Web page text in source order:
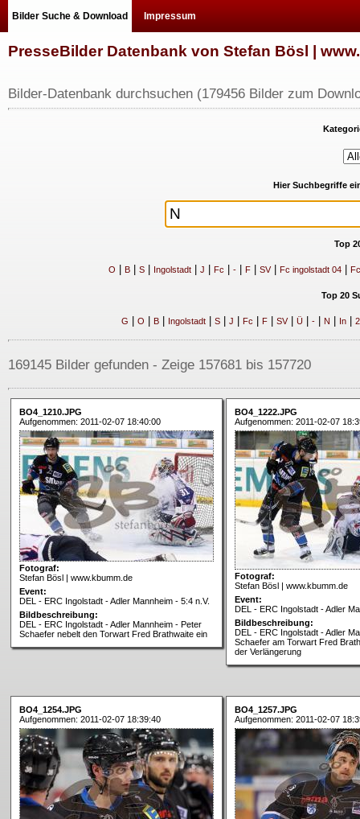
Bilder Suche & Download Impressum
PresseBilder Datenbank von Stefan Bösl |
Bilder-Datenbank durchsuchen (179456 Bilder zum
Hier Suchbegriffe
Top
O B| S| Ingolstadt| J Fc -| F| SV| Fc ingolstadt 04|
Top 20
G O B| Ingolstadt| S| J Fc F| SV| Ü| -| N In| 2
169145 Bilder gefunden - Zeige 157681 bis 157720
BO4_1210.JPG
Aufgenommen: 2011-02-07 18:40:00
Fotograf:
Stefan Bösl | www.kbumm.de
Event:
DEL - ERC Ingolstadt - Adler Mannheim - 5:4 n.V.
Bildbeschreibung:
DEL - ERC Ingolstadt - Adler Mannheim - Peter
Schaefer nebelt den Torwart Fred Brathwaite ein
BO4_1222.JPG
Aufgenommen: 2011-02-07
Fotograf:
Stefan Bösl | www.kbumm.de
Event:
DEL - ERC Ingolstadt - Adler
Bildbeschreibung:
DEL - ERC Ingolstadt - Adler
Schaefer am Torwart Fred
der Verlängerung
BO4_1254.JPG
Aufgenommen: 2011-02-07 18:39:40
BO4_1257.JPG
Aufgenommen: 2011-02-07